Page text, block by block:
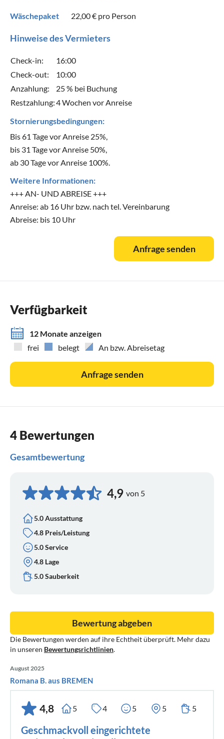
Wäschepaket 22,00 € pro Person
Hinweise des Vermieters
Check-in:
16:00
Check-out:
10:00
Anzahlung:
25 % bei Buchung
Restzahlung:4 Wochen vor Anreise
Stornierungsbedingungen:
Bis 61 Tage vor Anreise 25%,
bis 31 Tage vor Anreise 50%,
ab 30 Tage vor Anreise 100%.
Weitere Informationen:
+++ AN- UND ABREISE +++
Anreise: ab 16 Uhr bzw. nach tel. Vereinbarung
Abreise: bis 10 Uhr
Anfrage senden
Verfügbarkeit
12 Monate anzeigen
frei
belegt An bzw. Abreisetag
Anfrage senden
4 Bewertungen
Gesamtbewertung
4,9 von 5
5.0 Ausstattung
4.8 Preis/Leistung
5.0 Service
4.8 Lage
5.0 Sauberkeit
Die Bewertungen werden auf ihre Echtheit überprüft. Mehr dazu
in unseren Bewertungsrichtlinien.
Bewertung abgeben
August 2025
Romana B. aus BREMEN
4,8 5 4 5 5 5
Geschmackvoll eingerichtete